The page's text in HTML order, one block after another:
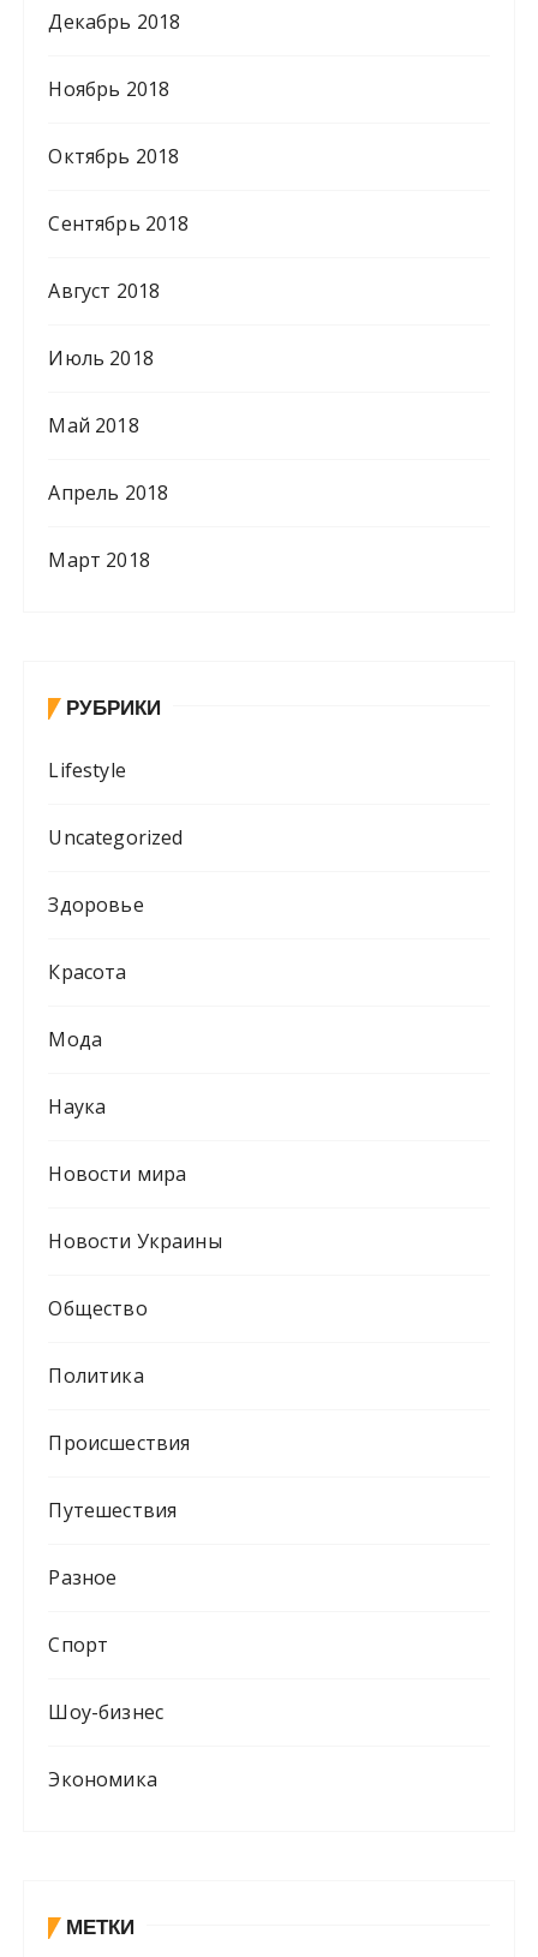
Декабрь 2018
Ноябрь 2018
Октябрь 2018
Сентябрь 2018
Август 2018
Июль 2018
Май 2018
Апрель 2018
Март 2018
РУБРИКИ
Lifestyle
Uncategorized
Здоровье
Красота
Мода
Наука
Новости мира
Новости Украины
Общество
Политика
Происшествия
Путешествия
Разное
Спорт
Шоу-бизнес
Экономика
МЕТКИ